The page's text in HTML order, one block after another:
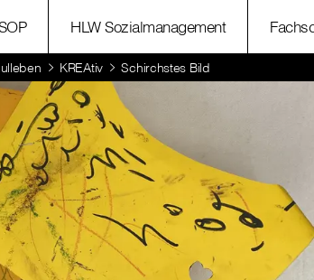
HLW Sozialmanagement
KREAtiv Schirchstes Bild